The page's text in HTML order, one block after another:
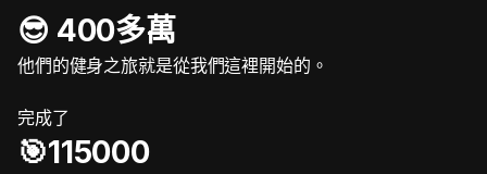
😎 400多萬
他們的健身之旅就是從我們這裡開始的。
完成了
🎯️115000